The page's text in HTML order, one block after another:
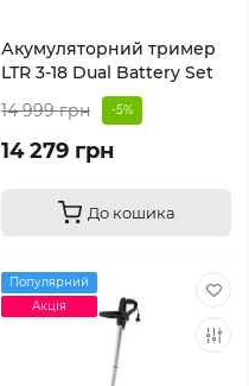
Акумуляторний тример
LTR 3-18 Dual Battery Set
14 999 грн
-5%
14 279 грн
До кошика
Популярний
Акція